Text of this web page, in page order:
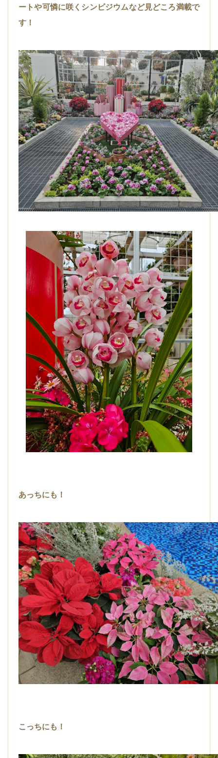
ートや可憐に咲くシンビジウムなど見どころ満載で
す！
あっちにも！
こっちにも！